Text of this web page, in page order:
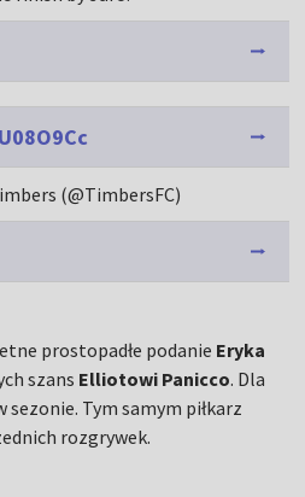
(@TimbersFC)
prostopadłe podanie Eryka
szans Elliotowi Panicco. Dla
Tym samym piłkarz
rozgrywek.